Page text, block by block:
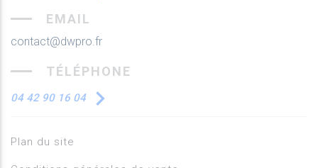
EMAIL
contact@dwpro.fr
TÉLÉPHONE
04 42 90 16 04
Plan du site